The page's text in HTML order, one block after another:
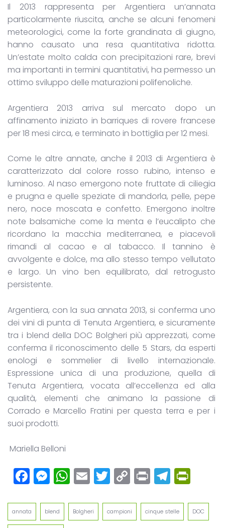
Il 2013 rappresenta per Argentiera un’annata
particolarmente riuscita, anche se alcuni fenomeni
meteorologici, come la forte grandinata di giugno,
hanno causato una resa quantitativa ridotta.
Un’estate molto calda con precipitazioni rare, brevi
ma importanti in termini quantitativi, ha permesso un
ottimo sviluppo delle maturazioni polifenoliche.
Argentiera 2013 arriva sul mercato dopo un
affinamento iniziato in barriques di rovere francese
per 18 mesi circa, e terminato in bottiglia per 12 mesi.
Come le altre annate, anche il 2013 di Argentiera è
caratterizzato dal colore rosso rubino, intenso e
luminoso. Al naso emergono note fruttate di ciliegia
e prugna e quelle speziate di mandorla, pelle, pepe
nero, noce moscata e confetto. Emergono inoltre
note balsamiche come la menta e l’eucalipto che
ricordano la macchia mediterranea, e piacevoli
rimandi al cacao e al tabacco. Il tannino è
avvolgente e dolce, ma allo stesso tempo vellutato
e largo. Un vino ben equilibrato, dal retrogusto
persistente.
Argentiera, con la sua annata 2013, si conferma uno
dei vini di punta di Tenuta Argentiera, e sicuramente
tra i blend della DOC Bolgheri più apprezzati, come
conferma il riconoscimento delle 5 Stars, da esperti
enologi e sommelier di livello internazionale.
Espressione unica di una produzione, quella di
Tenuta Argentiera, vocata all’eccellenza ed alla
qualità, elementi che animano la passione di
Corrado e Marcello Fratini per questa terra e per i
suoi prodotti.
Mariella Belloni
Facebook
Messenger
WhatsApp
EmailTwitter
Copy
Link
Print
annata blend Bolgheri campioni cinque stelle DOC